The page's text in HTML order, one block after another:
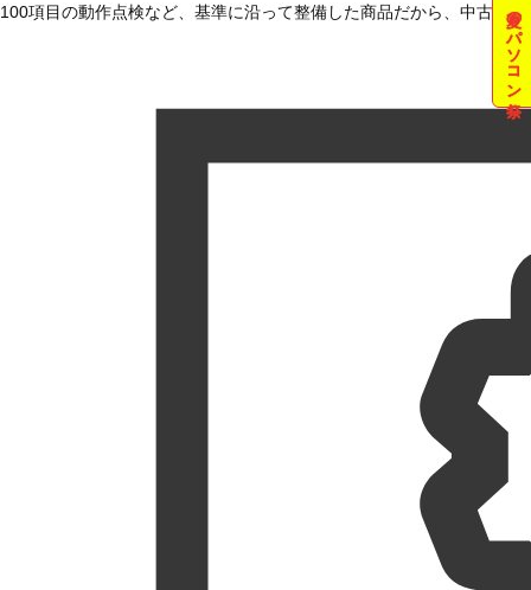
夏のパソコン祭
100項目の動作点検など、基準に沿って整備した商品だから、中古で